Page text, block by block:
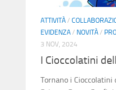
ATTIVITÀ/
EVIDENZA/ NOVITÀ/
3 NOV, 2024
I Cioccolatini
Tornano i Cioccolatini